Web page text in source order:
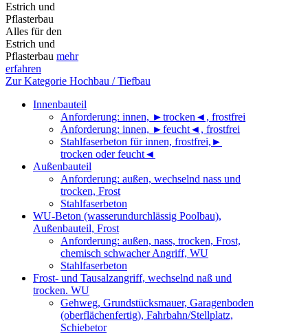
Estrich und
Pflasterbau
Alles für den
Estrich und
Pflasterbau mehr
erfahren
Zur Kategorie Hochbau / Tiefbau
Innenbauteil
Anforderung: innen, ►trocken◄, frostfrei
Anforderung: innen, ►feucht◄, frostfrei
Stahlfaserbeton für innen, frostfrei,►
trocken oder feucht◄
Außenbauteil
Anforderung: außen, wechselnd nass und
trocken, Frost
Stahlfaserbeton
WU-Beton (wasserundurchlässig Poolbau),
Außenbauteil, Frost
Anforderung: außen, nass, trocken, Frost,
chemisch schwacher Angriff, WU
Stahlfaserbeton
Frost- und Tausalzangriff, wechselnd naß und
trocken. WU
Gehweg, Grundstücksmauer, Garagenboden
(oberflächenfertig), Fahrbahn/Stellplatz,
Schiebetor